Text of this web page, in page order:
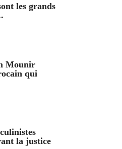
les grands
Mounir
qui
la justice